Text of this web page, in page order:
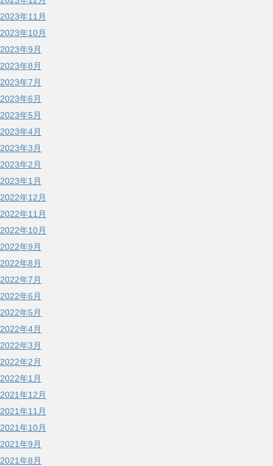
2023年11月
2023年10月
2023年9月
2023年8月
2023年7月
2023年6月
2023年5月
2023年4月
2023年3月
2023年2月
2023年1月
2022年12月
2022年11月
2022年10月
2022年9月
2022年8月
2022年7月
2022年6月
2022年5月
2022年4月
2022年3月
2022年2月
2022年1月
2021年12月
2021年11月
2021年10月
2021年9月
2021年8月